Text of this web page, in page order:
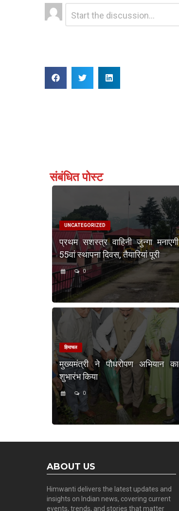
Leave
a
संबंधित पोस्ट
UNCATEGORIZED
प्रथम सशस्त्र वाहिनी जुन्गा मनाएगी
55वां स्थापना दिवस, तैयारियां पूरी
0
हिमाचल
मुख्यमंत्री ने पौधरोपण अभियान का
शुभारंभ किया
0
ABOUT US
Himwanti delivers the latest updates and
insights on Indian news, covering current
events, trends, and stories that matter